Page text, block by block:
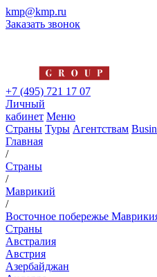
kmp@kmp.ru
Заказать звонок
+7 (495) 721 17 07
Личный
кабинет Меню
Страны Туры Агентствам
Главная
/
Страны
/
Маврикий
/
Восточное побережье
Страны
Австралия
Австрия
Азербайджан